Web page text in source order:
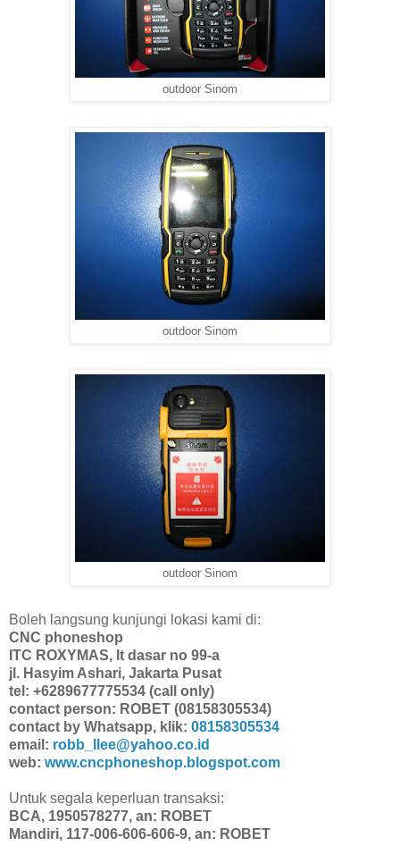
outdoor Sinom
outdoor Sinom
outdoor Sinom
Boleh langsung kunjungi lokasi kami di:
CNC phoneshop
ITC ROXYMAS, lt dasar no 99-a
jl. Hasyim Ashari, Jakarta Pusat
tel: +6289677775534 (call only)
contact person: ROBET (08158305534)
contact by Whatsapp, klik: 08158305534
email: robb_llee@yahoo.co.id
web: www.cncphoneshop.blogspot.com
Untuk segala keperluan transaksi:
BCA, 1950578277, an: ROBET
Mandiri, 117-006-606-606-9, an: ROBET